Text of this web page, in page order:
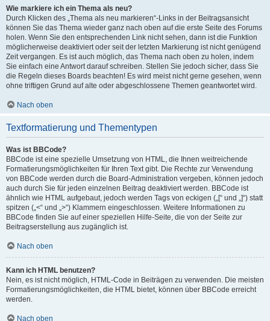
Wie markiere ich ein Thema als neu?
Durch Klicken des „Thema als neu markieren“-Links in der Beitragsansicht
können Sie das Thema wieder ganz nach oben auf die erste Seite des Forums
holen. Wenn Sie den entsprechenden Link nicht sehen, dann ist die Funktion
möglicherweise deaktiviert oder seit der letzten Markierung ist nicht genügend
Zeit vergangen. Es ist auch möglich, das Thema nach oben zu holen, indem
Sie einfach eine Antwort darauf schreiben. Stellen Sie jedoch sicher, dass Sie
die Regeln dieses Boards beachten! Es wird meist nicht gerne gesehen, wenn
ohne triftigen Grund auf alte oder abgeschlossene Themen geantwortet wird.
Nach oben
Textformatierung und Thementypen
Was ist BBCode?
BBCode ist eine spezielle Umsetzung von HTML, die Ihnen weitreichende
Formatierungsmöglichkeiten für Ihren Text gibt. Die Rechte zur Verwendung
von BBCode werden durch die Board-Administration vergeben, können jedoch
auch durch Sie für jeden einzelnen Beitrag deaktiviert werden. BBCode ist
ähnlich wie HTML aufgebaut, jedoch werden Tags von eckigen („[“ und „]“) statt
spitzen („<“ und „>“) Klammern eingeschlossen. Weitere Informationen zu
BBCode finden Sie auf einer speziellen Hilfe-Seite, die von der Seite zur
Beitragserstellung aus zugänglich ist.
Nach oben
Kann ich HTML benutzen?
Nein, es ist nicht möglich, HTML-Code in Beiträgen zu verwenden. Die meisten
Formatierungsmöglichkeiten, die HTML bietet, können über BBCode erreicht
werden.
Nach oben